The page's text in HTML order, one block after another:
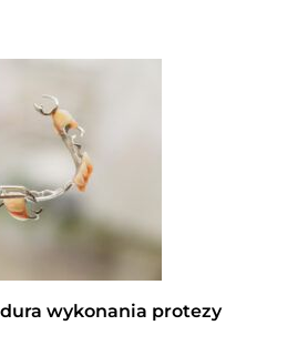
wykonania protezy